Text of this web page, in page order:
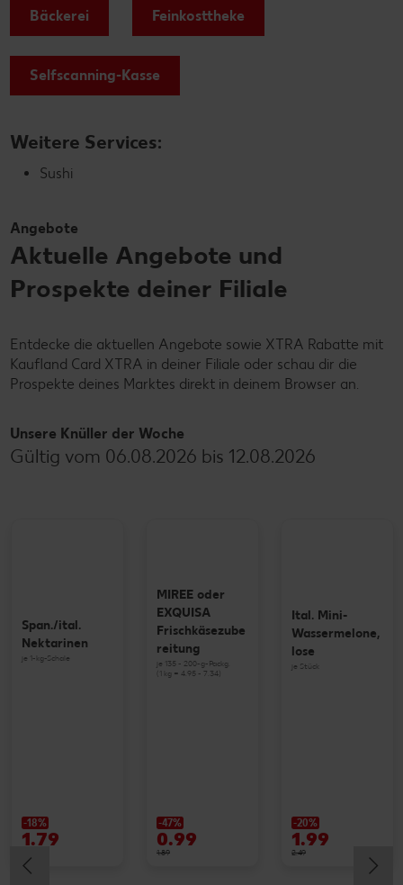
Bäckerei Feinkosttheke
Selfscanning-Kasse
Weitere Services:
Sushi
Angebote
Aktuelle Angebote und
Prospekte deiner Filiale
Entdecke die aktuellen Angebote sowie XTRA Rabatte mit
Kaufland Card XTRA in deiner Filiale oder schau dir die
Prospekte deines Marktes direkt in deinem Browser an.
Unsere Knüller der Woche
Gültig vom 06.08.2026 bis 12.08.2026
Span./ital.
Nektarinen
je 1-kg-Schale
-18%
1.79
MIREE oder
EXQUISA
Frischkäsezube
reitung
je 135 - 200-g-Packg.
(1 kg = 4.95 - 7.34)
-47%
0.99
1.89
Ital. Mini-
Wassermelone,
lose
je Stück
-20%
1.99
2.49